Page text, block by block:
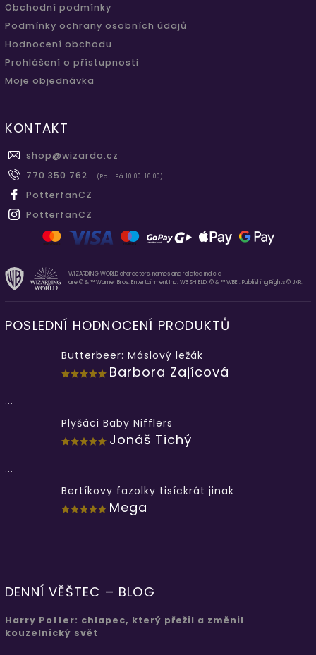
Obchodní podmínky
Podmínky ochrany osobních údajů
Hodnocení obchodu
Prohlášení o přístupnosti
Moje objednávka
KONTAKT
shop@wizardo.cz
770 350 762
(Po - Pá 10.00-16.00)
PotterfanCZ
PotterfanCZ
WIZARDING WORLD characters, names and related indicia
are © & ™ Warner Bros. Entertainment Inc. WB SHIELD: © & ™ WBEI. Publishing Rights © JKR.
POSLEDNÍ HODNOCENÍ PRODUKTŮ
Butterbeer: Máslový ležák
Barbora Zajícová
...
Plyšáci Baby Nifflers
Jonáš Tichý
...
Bertíkovy fazolky tisíckrát jinak
Mega
...
DENNÍ VĚŠTEC – BLOG
Harry Potter: chlapec, který přežil a změnil
kouzelnický svět